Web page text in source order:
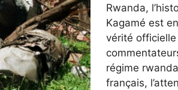
Rwanda,
Kagamé est
vérité
régime
français,